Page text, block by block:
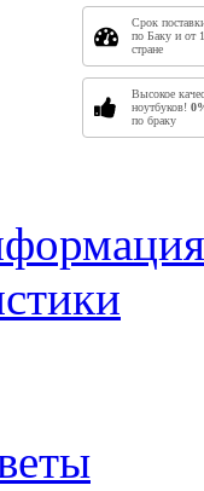
Срок
по Баку и от
стране
Высокое
ноутбуков!
по браку